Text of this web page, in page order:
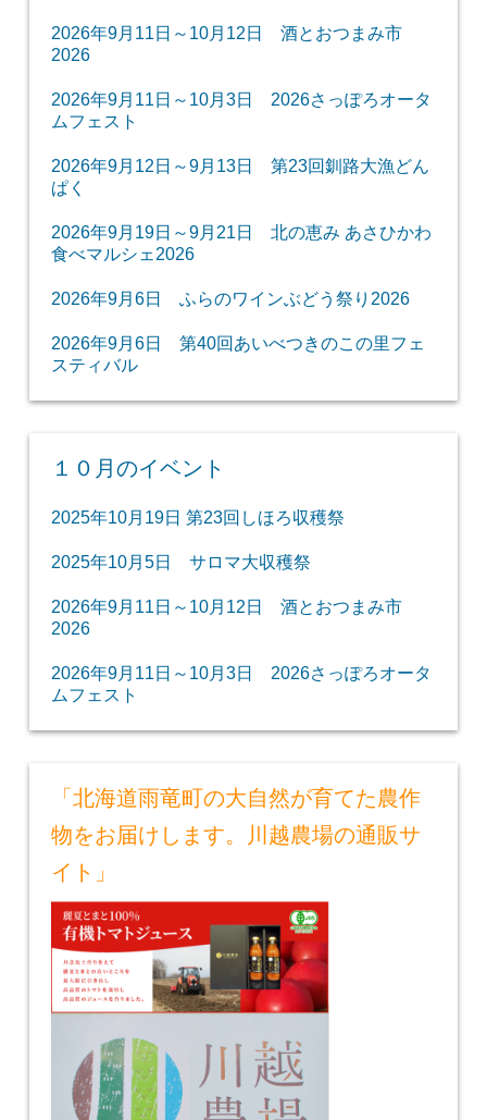
2026年9月11日～10月12日 酒とおつまみ市
2026
2026年9月11日～10月3日 2026さっぽろオータ
ムフェスト
2026年9月12日～9月13日 第23回釧路大漁どん
ぱく
2026年9月19日～9月21日 北の恵み あさひかわ
食べマルシェ2026
2026年9月6日 ふらのワインぶどう祭り2026
2026年9月6日 第40回あいべつきのこの里フェ
スティバル
１０月のイベント
2025年10月19日 第23回しほろ収穫祭
2025年10月5日 サロマ大収穫祭
2026年9月11日～10月12日 酒とおつまみ市
2026
2026年9月11日～10月3日 2026さっぽろオータ
ムフェスト
「北海道雨竜町の大自然が育てた農作
物をお届けします。川越農場の通販サ
イト」